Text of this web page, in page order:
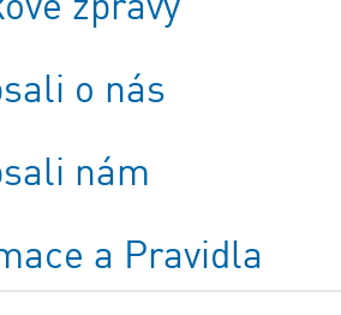
o nás
nám
a Pravidla